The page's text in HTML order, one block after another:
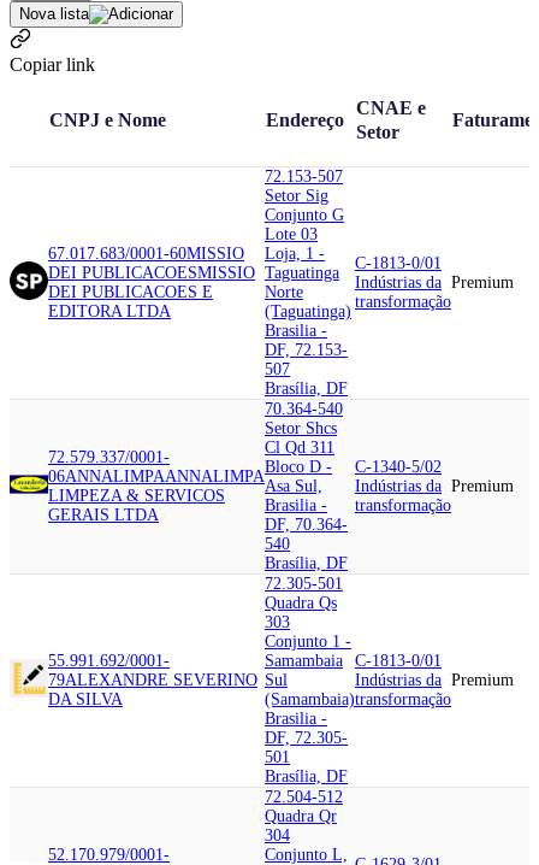
Nova lista
Copiar link
CNPJ e Nome Endereço
CNAE e
Setor
67.017.683/0001-60MISSIO
DEI PUBLICACOESMISSIO
DEI PUBLICACOES E
EDITORA LTDA
72.153-507
Setor Sig
Conjunto G
Lote 03
Loja, 1 -
Taguatinga
Norte
(Taguatinga)
Brasilia -
DF, 72.153-
507
Brasília, DF
C-1813-0/01
Indústrias da
transformação
Premium
72.579.337/0001-
06ANNALIMPAANNALIMPA
LIMPEZA & SERVICOS
GERAIS LTDA
70.364-540
Setor Shcs
Cl Qd 311
Bloco D -
Asa Sul,
Brasilia -
DF, 70.364-
540
Brasília, DF
C-1340-5/02
Indústrias da
transformação
Premium
55.991.692/0001-
79ALEXANDRE SEVERINO
DA SILVA
72.305-501
Quadra Qs
303
Conjunto 1 -
Samambaia
Sul
(Samambaia)
Brasilia -
DF, 72.305-
501
Brasília, DF
C-1813-0/01
Indústrias da
transformação
Premium
52.170.979/0001-
72.504-512
Quadra Qr
304
Conjunto L,